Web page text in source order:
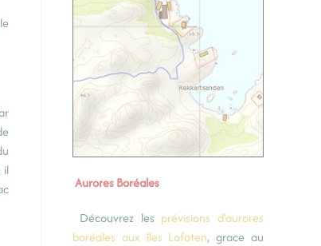
il
Aurores Boréales
Découvrez les prévisions d'aurores
boréales aux îles Lofoten, grace au